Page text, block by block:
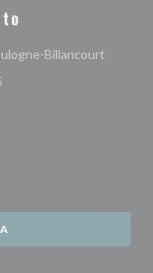
Billancourt((abre
en una nueva
((abre en una